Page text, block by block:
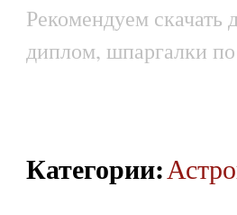
Рекомендуем скачать
диплом, шпаргалки
Категории: